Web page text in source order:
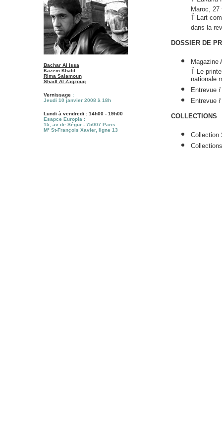
Bachar Al Issa
Kazem Khalil
Rima Salamoun
ShadI Al Zaqzouq
Vernissage:
Jeudi 10 janvier 2008 à 18h
Lundi à vendredi : 14h00 - 19h00
Esapce Europia :
15, av de Ségur - 75007 Paris
M° St-François Xavier, ligne 13
Maroc, 27
Ť Lart
dans la
DOSSIER DE
Magazine
Ť Le
nationale
Entrevue
Entrevue
COLLECTIONS
Collection